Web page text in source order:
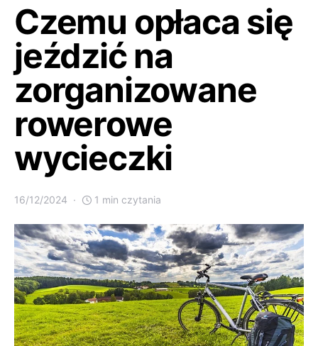
Czemu opłaca się
jeździć na
zorganizowane
rowerowe
wycieczki
16/12/2024 1 min czytania